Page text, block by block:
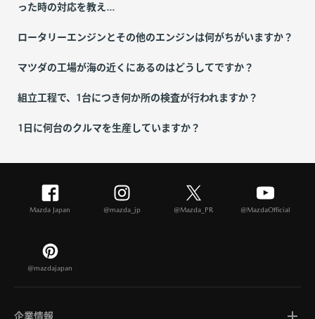
った時の対応を教え...
ロータリーエンジンとその他のエンジンは何がちがいますか？
マツダの工場が海の近くにあるのはどうしてですか？
組立工程で、1台につき何か所の検査が行われますか？
1日に何台のクルマを生産していますか？
Mazda Japan @mazda_jp @Mazda_PR @MazdaOfficial
@mazdajapan
企業情報